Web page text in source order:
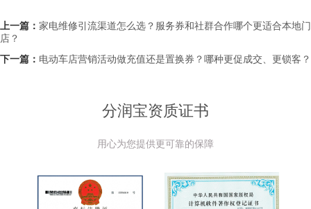
上一篇： 家电维修引流渠道怎么选？服务券和社群合作哪个更适合本地门
店？
下一篇： 电动车店营销活动做充值还是置换券？哪种更促成交、更锁客？
分润宝资质证书
用心为您提供更可靠的保障